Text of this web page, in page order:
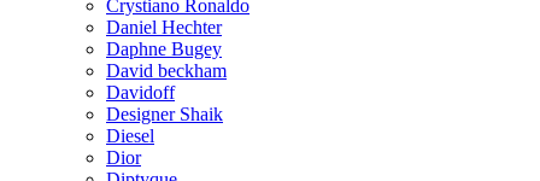
Crystiano Ronaldo
Daniel Hechter
Daphne Bugey
David beckham
Davidoff
Designer Shaik
Diesel
Dior